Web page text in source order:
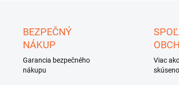
BEZPEČNÝ
NÁKUP
Garancia bezpečného
nákupu
Viac